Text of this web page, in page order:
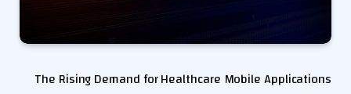
The Rising Demand for Healthcare Mobile Applications